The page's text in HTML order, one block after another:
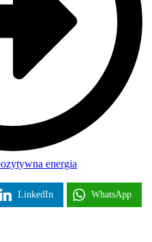
energia
LinkedIn WhatsApp